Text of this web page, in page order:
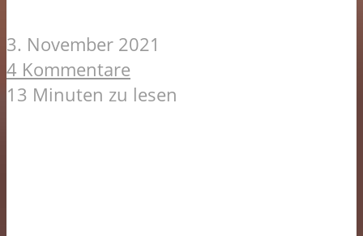
3. November 2021
4 Kommentare
13 Minuten zu lesen